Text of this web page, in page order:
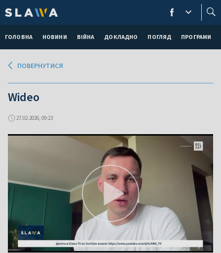
ГОЛОВНА НОВИНИ ВІЙНА ДОКЛАДНО ПОГЛЯД ПРОГРАМИ
ПОВЕРНУТИСЯ
Wideo
27.02.2026, 09:23